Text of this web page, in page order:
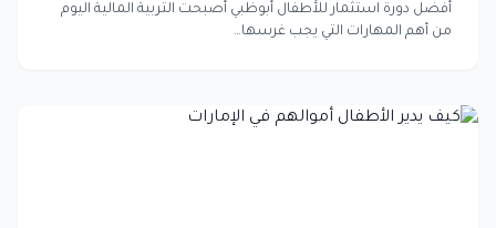
أفضل دورة استثمار للأطفال أبوظبي أصبحت التربية المالية اليوم
من أهم المهارات التي يجب غرسها…